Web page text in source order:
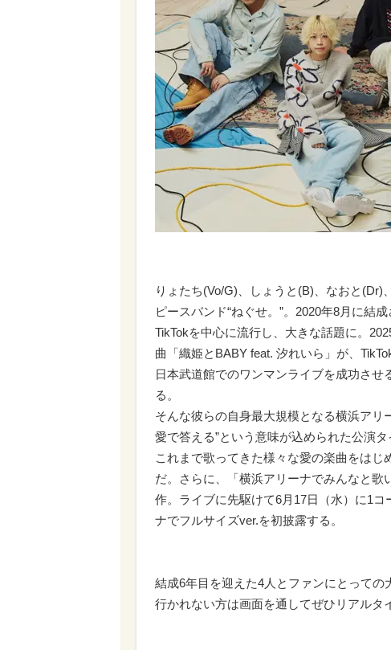
りょたち(Vo/G)、しょうと(B)、なおと(Dr)
ピースバンド“ねぐせ。”。2020年8月に結
TikTokを中心に流行し、大きな話題に。
曲「織姫とBABY feat. 汐れいら」が、
日本武道館でのワンマンライブを成功さ
る。
そんな彼らの自身最大規模となる横浜アリ
愛で答える”という意味が込められた公演
これまで歌ってきた様々な愛の楽曲をは
だ。さらに、「横浜アリーナでみんなと歌
作。ライブに先駆けて6月17日（水）に1
ナでフルサイズver.を初披露する。
結成6年目を迎えた4人とファンにとっての
行かれない方は画面を通してぜひリアルタ